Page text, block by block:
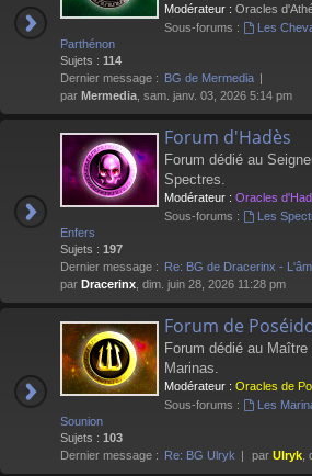
Modérateur : Oracles
Sous-forums :
Les
Parthénon
Sujets : 114
Dernier message : BG de Mermedia
par Mermedia , sam. janv. 03, 2026 5:14 pm
Forum d'Hadès
Forum dédié au
Spectres.
Modérateur : Oracles
Sous-forums :
Les
Enfers
Sujets : 197
Dernier message : Re: BG de Dracerinx -
par Dracerinx , dim. juin 28, 2026 11:28 pm
Forum de
Forum dédié au
Marinas.
Modérateur : Oracles de
Sous-forums :
Les
Sounion
Sujets : 103
Dernier message : Re: BG Ulryk par Ulryk